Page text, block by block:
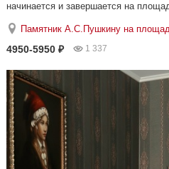
начинается и завершается на
Памятник А.С.Пушкину на
4950-5950 ₽ 1 337